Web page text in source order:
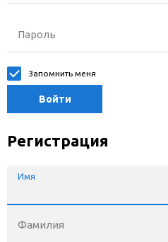
Пароль
Запомнить меня
Войти
Регистрация
Имя
Фамилия